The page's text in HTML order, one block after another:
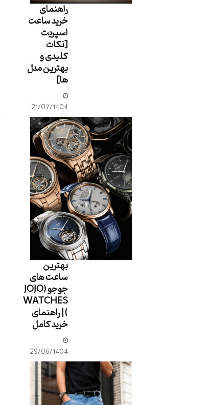
راهنمای
خرید ساعت
اسپریت
[نکات
کلیدی و
بهترین مدل
ها]
21/07/1404
بهترین
ساعت های
جوجو (JOJO
WATCHES
) | راهنمای
خرید کامل
29/06/1404